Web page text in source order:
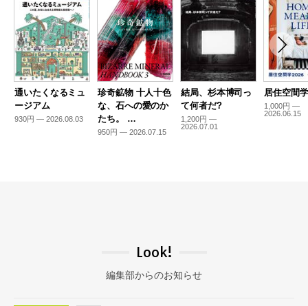
通いたくなるミュ
ージアム
930円 — 2026.08.03
珍奇鉱物 十人十色
な、石への愛のか
たち。 …
950円 — 2026.07.15
結局、杉本博司っ
て何者だ?
1,200円 —
2026.07.01
居住空間
1,000円 —
2026.06.15
Look!
編集部からのお知らせ